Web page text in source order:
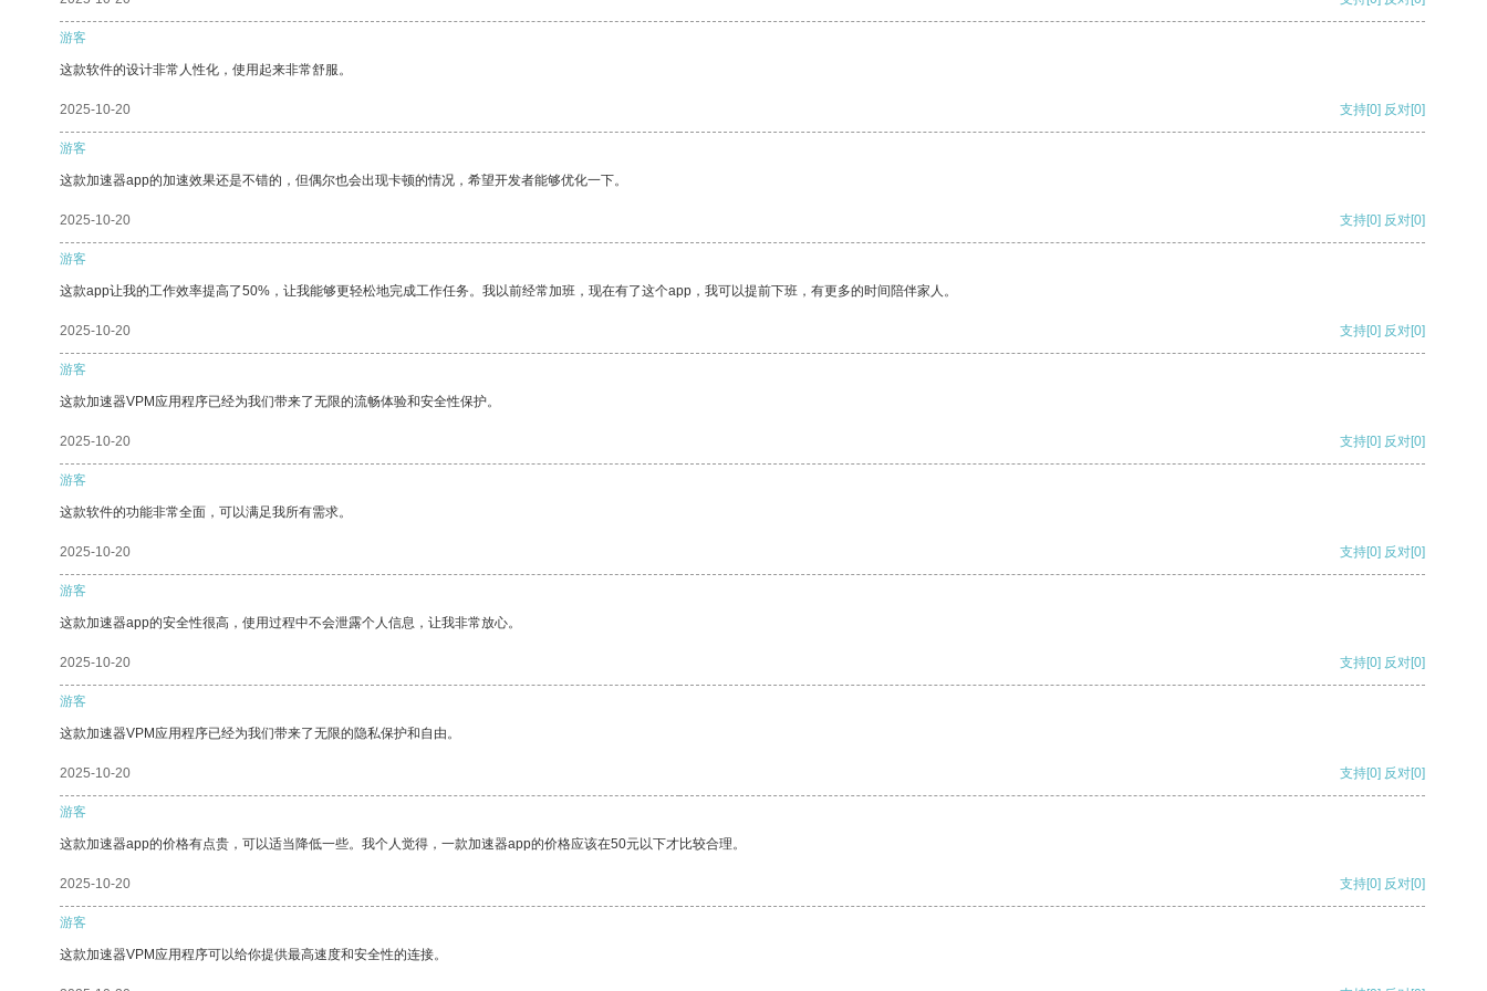
游客
这款软件的设计非常人性化，使用起来非常舒服。
2025-10-20 支持[0] 反对[0]
游客
这款加速器app的加速效果还是不错的，但偶尔也会出现卡顿的情况，希望开发者能够优化一下。
2025-10-20 支持[0] 反对[0]
游客
这款app让我的工作效率提高了50%，让我能够更轻松地完成工作任务。我以前经常加班，现在有了这个app，我可以提前下班，有更多的时间陪伴家人。
2025-10-20 支持[0] 反对[0]
游客
这款加速器VPM应用程序已经为我们带来了无限的流畅体验和安全性保护。
2025-10-20 支持[0] 反对[0]
游客
这款软件的功能非常全面，可以满足我所有需求。
2025-10-20 支持[0] 反对[0]
游客
这款加速器app的安全性很高，使用过程中不会泄露个人信息，让我非常放心。
2025-10-20 支持[0] 反对[0]
游客
这款加速器VPM应用程序已经为我们带来了无限的隐私保护和自由。
2025-10-20 支持[0] 反对[0]
游客
这款加速器app的价格有点贵，可以适当降低一些。我个人觉得，一款加速器app的价格应该在50元以下才比较合理。
2025-10-20 支持[0] 反对[0]
游客
这款加速器VPM应用程序可以给你提供最高速度和安全性的连接。